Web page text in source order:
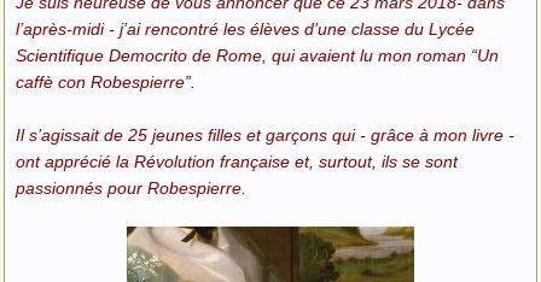
l’après-midi - j’ai rencontré les élèves d’une classe du Lycée
Scientifique Democrito de Rome, qui avaient lu mon roman “Un
caffè con Robespierre”.
Il s’agissait de 25 jeunes filles et garçons qui - grâce à mon livre -
ont apprécié la Révolution française et, surtout, ils se sont
passionnés pour Robespierre.